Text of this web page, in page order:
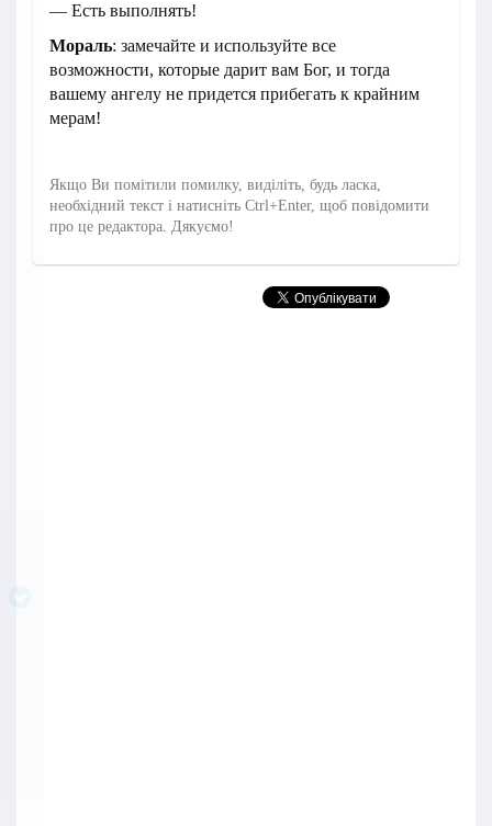
— Есть выполнять!
Мораль: замечайте и используйте все
возможности, которые дарит вам Бог, и тогда
вашему ангелу не придется прибегать к крайним
мерам!
Якщо Ви помітили помилку, виділіть, будь ласка,
необхідний текст і натисніть Ctrl+Enter, щоб повідомити
про це редактора. Дякуємо!